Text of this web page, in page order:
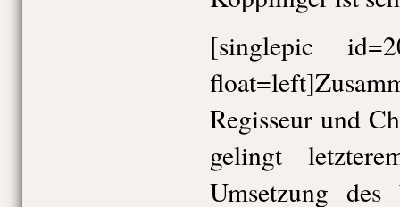
[singlepic
Regisseur und
gelingt
Umsetzung des